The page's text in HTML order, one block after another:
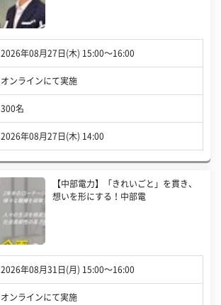
2026年08月27日(木) 15:00〜16:00
オンラインにて実施
300名
2026年08月27日(木) 14:00
【中部電力】「きれいごと」を貫き、
想いを形にする！中部電
2026年08月31日(月) 15:00〜16:00
オンラインにて実施